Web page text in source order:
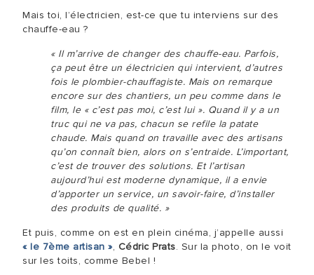
Mais toi, l’électricien, est-ce que tu interviens sur des
chauffe-eau ?
« Il m’arrive de changer des chauffe-eau. Parfois,
ça peut être un électricien qui intervient, d’autres
fois le plombier-chauffagiste. Mais on remarque
encore sur des chantiers, un peu comme dans le
film, le « c’est pas moi, c’est lui ». Quand il y a un
truc qui ne va pas, chacun se refile la patate
chaude. Mais quand on travaille avec des artisans
qu’on connaît bien, alors on s’entraide. L’important,
c’est de trouver des solutions. Et l’artisan
aujourd’hui est moderne dynamique, il a envie
d’apporter un service, un savoir-faire, d’installer
des produits de qualité. »
Et puis, comme on est en plein cinéma, j’appelle aussi
« le 7ème artisan », Cédric Prats. Sur la photo, on le voit
sur les toits, comme Bebel !